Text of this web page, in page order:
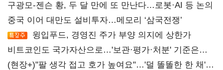
구광모-젠슨 황, 두 달 만에 또 만난다…로봇·AI 등 논의
중국 이어 대만도 설비투자…메모리 ‘삼국전쟁’
윙입푸드, 경영진 주가 부양 의지에 상한가
비트코인도 국가자산으로…'보관·평가·처분' 기준은
숙제
(현장+)"팔 생각 접고 호가 높여요"…'덜 똘똘한 한 채'